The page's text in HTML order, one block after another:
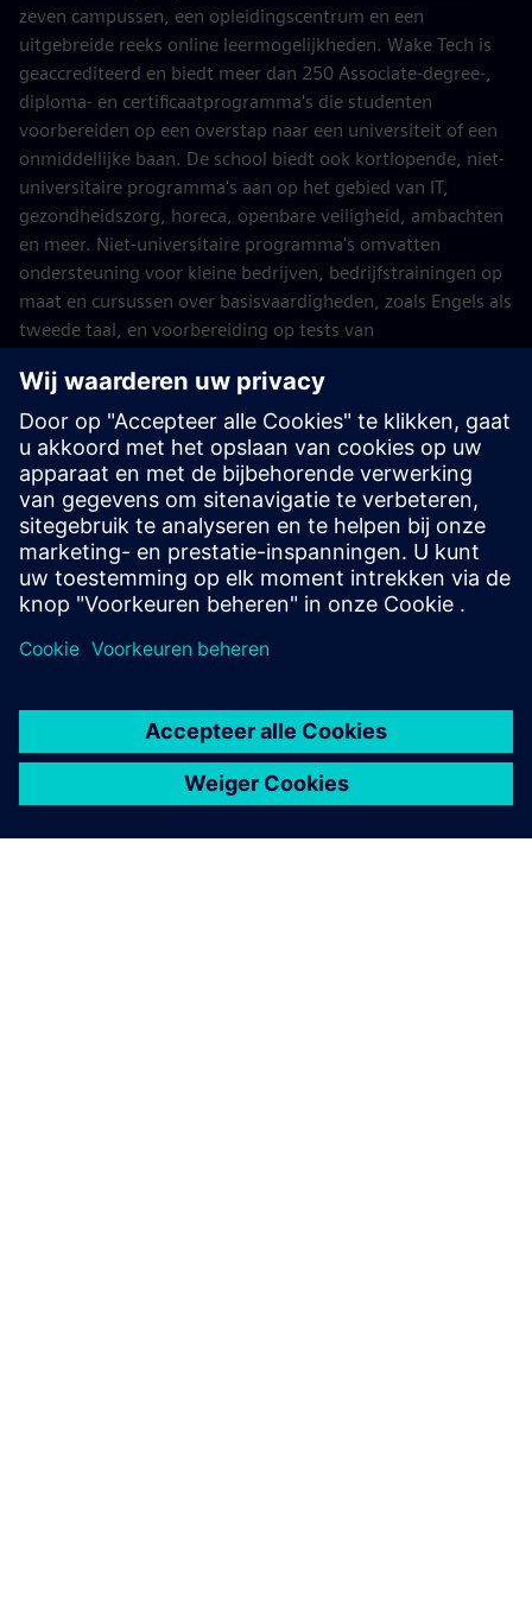
zeven campussen, een opleidingscentrum en een
uitgebreide reeks online leermogelijkheden. Wake Tech is
geaccrediteerd en biedt meer dan 250 Associate-degree-,
diploma- en certificaatprogramma's die studenten
voorbereiden op een overstap naar een universiteit of een
onmiddellijke baan. De school biedt ook kortlopende, niet-
universitaire programma's aan op het gebied van IT,
gezondheidszorg, horeca, openbare veiligheid, ambachten
en meer. Niet-universitaire programma's omvatten
ondersteuning voor kleine bedrijven, bedrijfstrainingen op
maat en cursussen over basisvaardigheden, zoals Engels als
tweede taal, en voorbereiding op tests van
Siemens Foundation lanceert Careers
Electric™
Lees het persbericht